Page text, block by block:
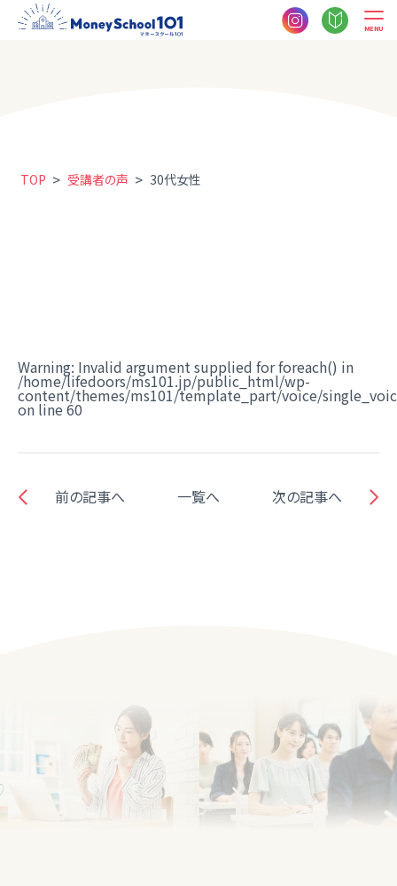
MENU
TOP > 受講者の声 > 30代女性
Warning: Invalid argument supplied for foreach() in
/home/lifedoors/ms101.jp/public_html/wp-
content/themes/ms101/template_part/voice/
on line 60
前の記事へ 一覧へ 次の記事へ